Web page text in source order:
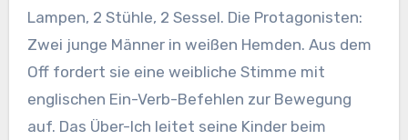
Lampen, 2 Stühle, 2 Sessel. Die Protagonisten:
Zwei junge Männer in weißen Hemden. Aus dem
Off fordert sie eine weibliche Stimme mit
englischen Ein-Verb-Befehlen zur Bewegung
auf. Das Über-Ich leitet seine Kinder beim